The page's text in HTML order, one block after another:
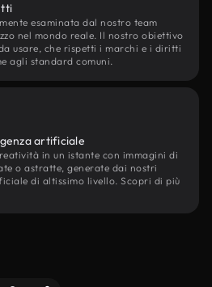
esaminata dal nostro team
nel mondo reale. Il nostro obiettivo
usare, che rispetti i marchi e i diritti
agli standard comuni.
artificiale
in un istante con immagini di
o astratte, generate dai nostri
di altissimo livello. Scopri di più